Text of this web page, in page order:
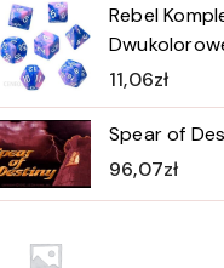
Rebel
11,06zł
Spear of
96,07zł